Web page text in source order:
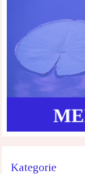
Kategorie